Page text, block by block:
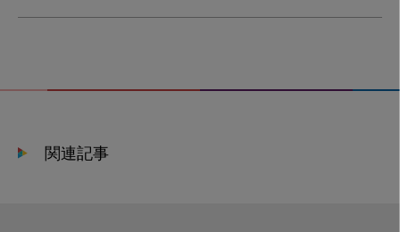
関連記事